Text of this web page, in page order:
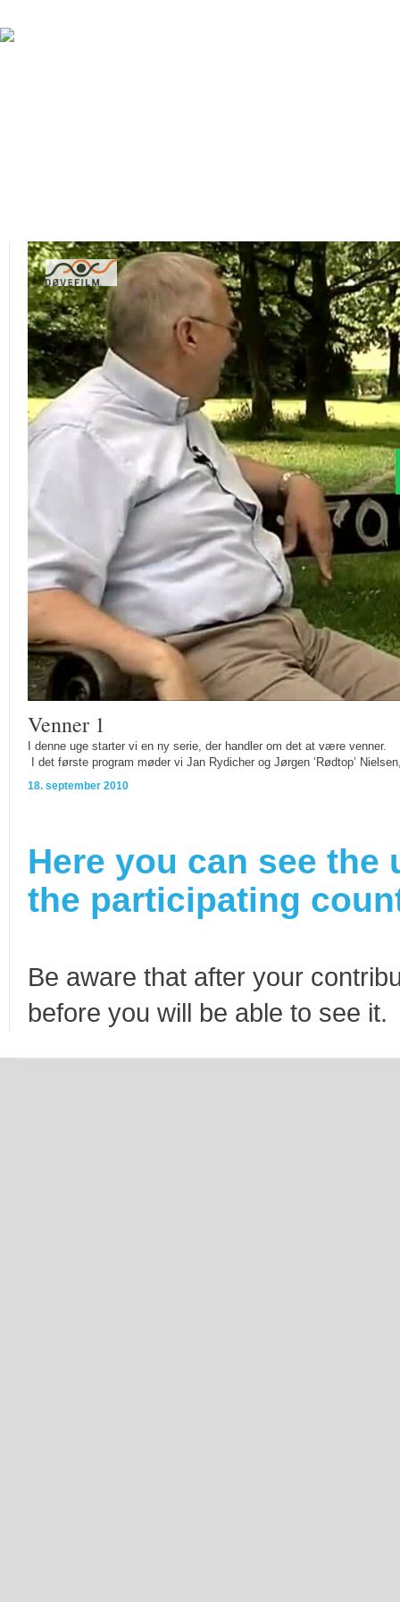
Venner 1
I denne uge starter vi en ny serie, der handler om det at være venner.
I det første program møder vi Jan Rydicher og Jørgen ’Rødtop’
18. september 2010
Here you can see
the participating
Be aware that after your
before you will be able to see it.